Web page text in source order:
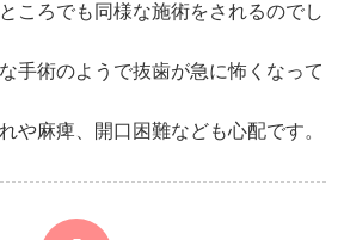
ころでも同様な施術をされるのでし
手術のようで抜歯が急に怖くなって
や麻痺、開口困難なども心配です。